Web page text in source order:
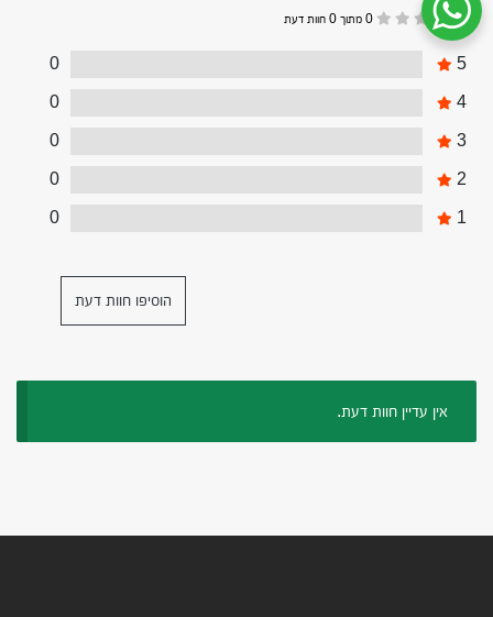
5
0
4
0
3
0
2
0
1
0
הוסיפו חוות דעת
אין עדיין חוות דעת.
שיחת ווטסאפ עם שירות הלקוחות